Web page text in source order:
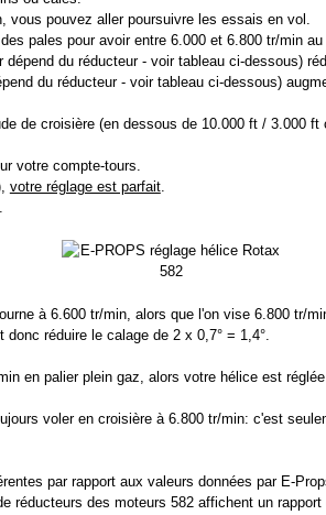
vous pouvez aller poursuivre les essais en vol.
pales pour avoir entre 6.000 et 6.800 tr/min au
du réducteur - voir tableau ci-dessous)
du réducteur - voir tableau ci-dessous)
de croisière (en dessous de 10.000 ft / 3.000 ft
votre compte-tours.
votre réglage est parfait.
à 6.600 tr/min, alors que l'on vise 6.800 tr/
réduire le calage de 2 x 0,7° = 1,4°.
en palier plein gaz, alors votre hélice est
voler en croisière à 6.800 tr/min: c'est
par rapport aux valeurs données par E-
réducteurs des moteurs 582 affichent un